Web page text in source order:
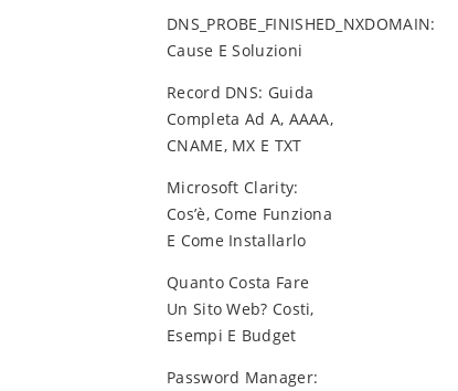
DNS_PROBE_FINISHED_NXDOMAIN:
Cause E Soluzioni
Record DNS: Guida
Completa Ad A, AAAA,
CNAME, MX E TXT
Microsoft Clarity:
Cos’è, Come Funziona
E Come Installarlo
Quanto Costa Fare
Un Sito Web? Costi,
Esempi E Budget
Password Manager: